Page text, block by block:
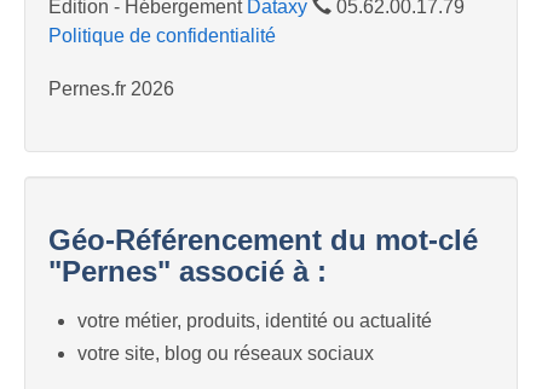
Edition - Hébergement Dataxy
05.62.00.17.79
Politique de confidentialité
Pernes.fr 2026
Géo-Référencement du mot-clé
"Pernes" associé à :
votre métier, produits, identité ou actualité
votre site, blog ou réseaux sociaux